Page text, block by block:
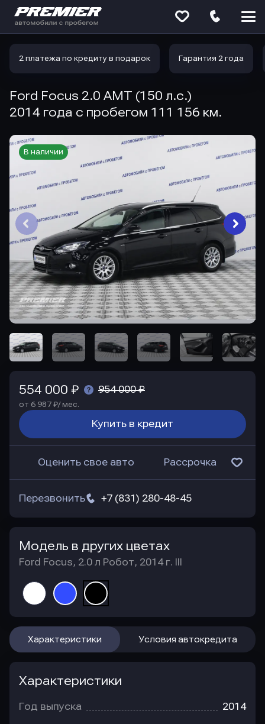
2 платежа по кредиту в подарок Гарантия 2 года
Ford Focus 2.0 AMT (150 л.с.)
2014 года с пробегом 111 156 км.
В наличии
554 000 ₽ 954 000 ₽
от 6 987 ₽/ мес.
Купить в кредит
Оценить свое авто Рассрочка
+7 (831) 280-48-45
Перезвонить
Модель в других цветах
Ford Focus, 2.0 л Робот, 2014 г. III
Характеристики Условия автокредита
Характеристики
Год выпуска 2014